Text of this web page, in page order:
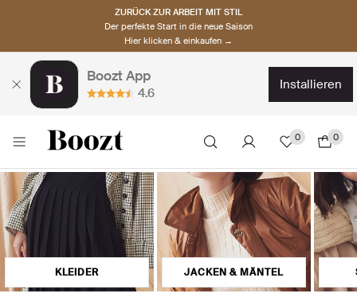
ZURÜCK ZUR ARBEIT MIT STIL
Der perfekte Start in die neue Saison
Hier klicken & einkaufen →
Boozt App
4.6
installieren
0 0
KLEIDER JACKEN & MÄNTEL